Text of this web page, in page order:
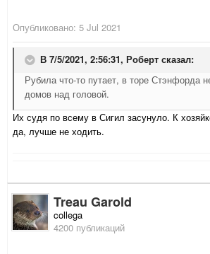
Опубликовано: 5 Jul 2021
В 7/5/2021, 2:56:31, Роберт сказал:
Рубила что-то путает, в торе Стэнфорда
домов над головой.
Их судя по всему в Сигил засунуло. К
да, лучше не ходить.
Treau Garold
collega
4200 публикаций